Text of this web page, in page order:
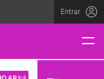
Entrar